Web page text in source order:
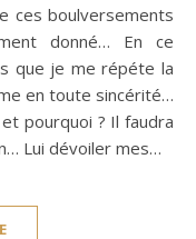
ces boulversements
donné… En ce
que je me répéte la
en toute sincérité…
pourquoi ? Il faudra
Lui dévoiler mes…